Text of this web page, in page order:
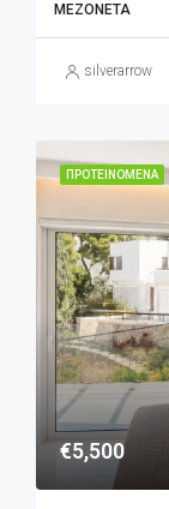
ΜΕΖΟΝΈΤΑ
silverarrow
ΠΡΟΤΕΙΝΌΜΕΝΑ
€5,500